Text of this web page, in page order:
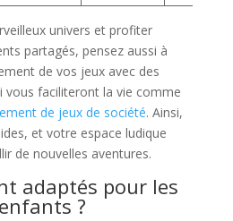
univers et profiter
partagés, pensez aussi à
de vos jeux avec des
vous faciliteront la vie comme
de jeux de société. Ainsi,
et votre espace ludique
de nouvelles aventures.
adaptés pour les
?